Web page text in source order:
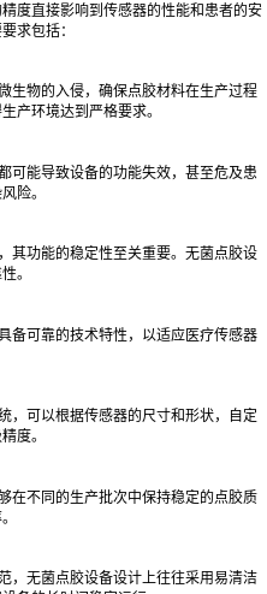
度直接影响到传感器的性能和患者的安
求包括：
生物的入侵，确保点胶材料在生产过程
产环境达到严格要求。
可能导致设备的功能失效，甚至危及患
险。
其功能的稳定性至关重要。无菌点胶设
。
备可靠的技术特性，以适应医疗传感器
，可以根据传感器的尺寸和形状，自定
度。
在不同的生产批次中保持稳定的点胶质
，无菌点胶设备设计上往往采用易清洁